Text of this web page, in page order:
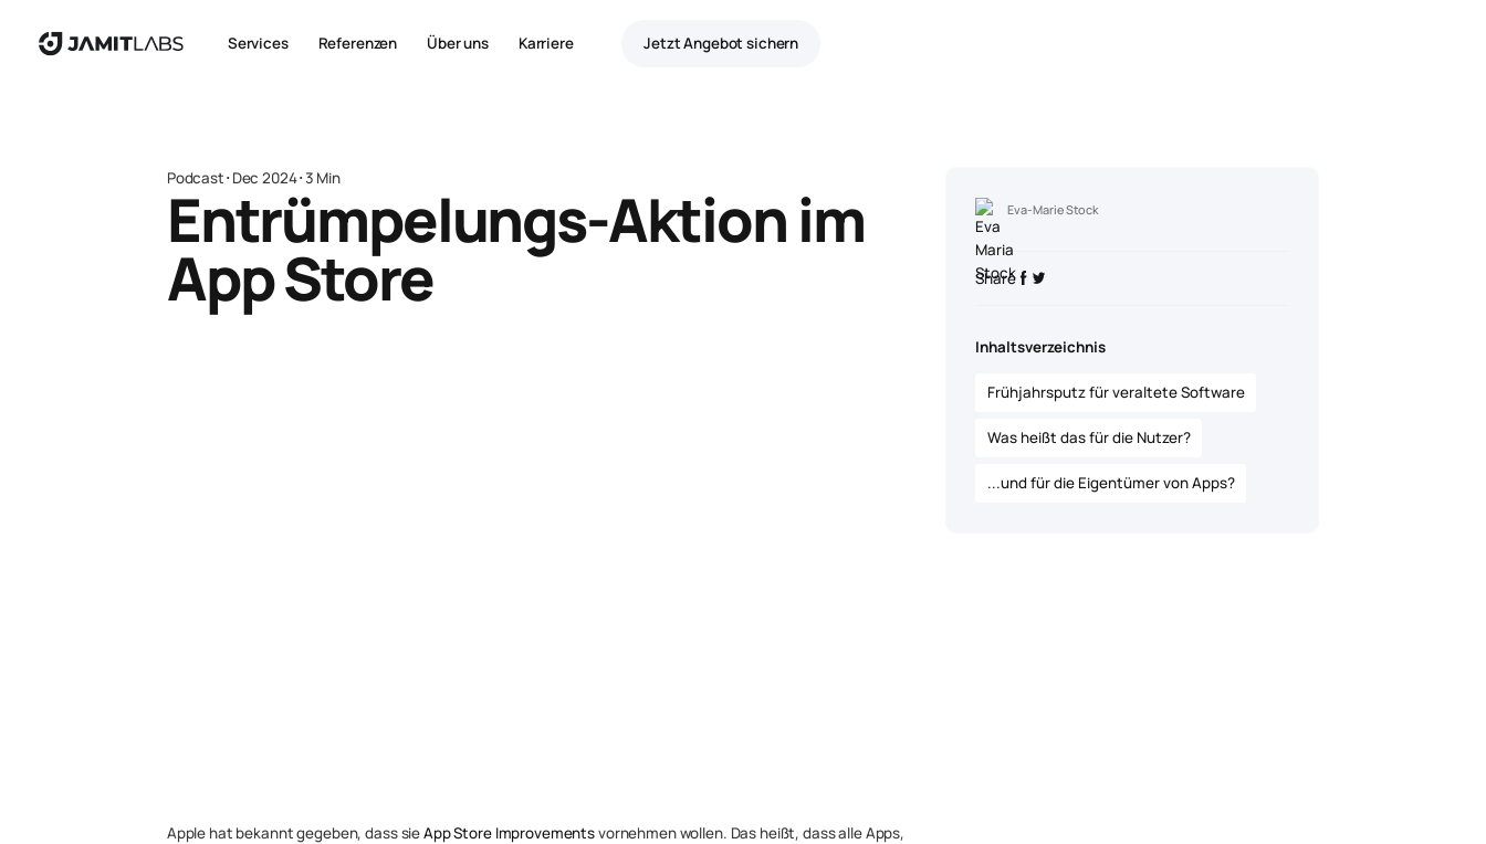
Services Referenzen Über uns Karriere Jetzt Angebot sichern
Podcast･Dec 2024･3 Min
Entrümpelungs-Aktion im
App Store
Apple hat bekannt gegeben, dass sieApp Store Improvementsvornehmen wollen. Das heißt, dass alle Apps,
Eva-Marie Stock
Share
Inhaltsverzeichnis
Frühjahrsputz für veraltete Software
Was heißt das für die Nutzer?
...und für die Eigentümer von Apps?